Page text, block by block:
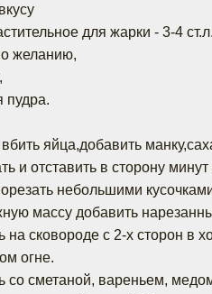
для жарки - 3-4 ст.л.
желанию,
пудра.
яйца,добавить
и отставить в сторону
небольшими
массу добавить
на сковороде с 2-х сторон в
огне.
со сметаной, вареньем,